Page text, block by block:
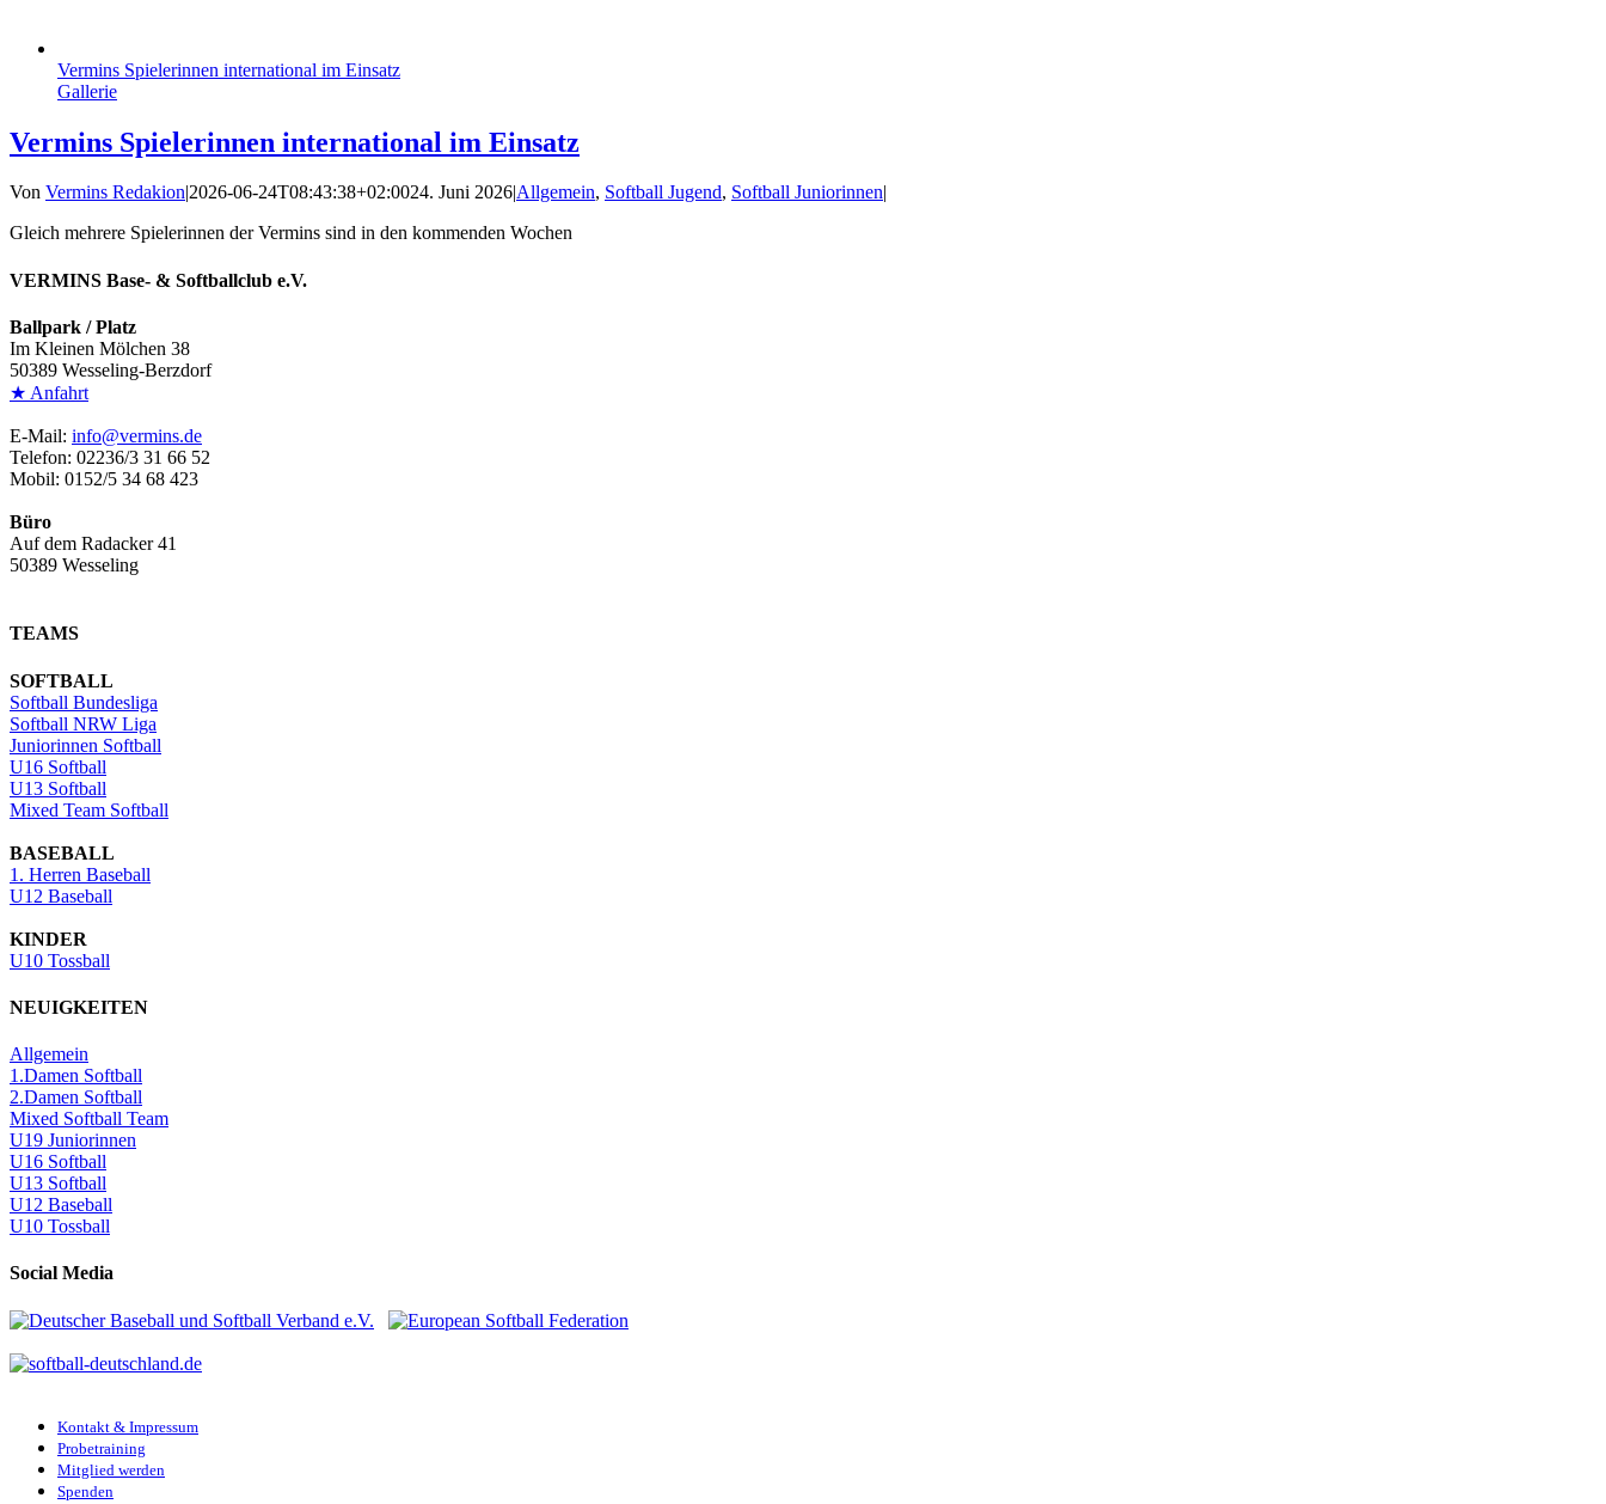
Vermins Spielerinnen international im Einsatz
Gallerie
Vermins Spielerinnen international im Einsatz
Von Vermins Redakion|2026-06-24T08:43:38+02:0024. Juni 2026|Allgemein, Softball Jugend, Softball Juniorinnen|
Gleich mehrere Spielerinnen der Vermins sind in den kommenden Wochen
VERMINS Base- & Softballclub e.V.
Ballpark / Platz
Im Kleinen Mölchen 38
50389 Wesseling-Berzdorf
★ Anfahrt
E-Mail: info@vermins.de
Telefon: 02236/3 31 66 52
Mobil: 0152/5 34 68 423
Büro
Auf dem Radacker 41
50389 Wesseling
TEAMS
SOFTBALL
Softball Bundesliga
Softball NRW Liga
Juniorinnen Softball
U16 Softball
U13 Softball
Mixed Team Softball
BASEBALL
1. Herren Baseball
U12 Baseball
KINDER
U10 Tossball
NEUIGKEITEN
Allgemein
1.Damen Softball
2.Damen Softball
Mixed Softball Team
U19 Juniorinnen
U16 Softball
U13 Softball
U12 Baseball
U10 Tossball
Social Media
Kontakt & Impressum
Probetraining
Mitglied werden
Spenden